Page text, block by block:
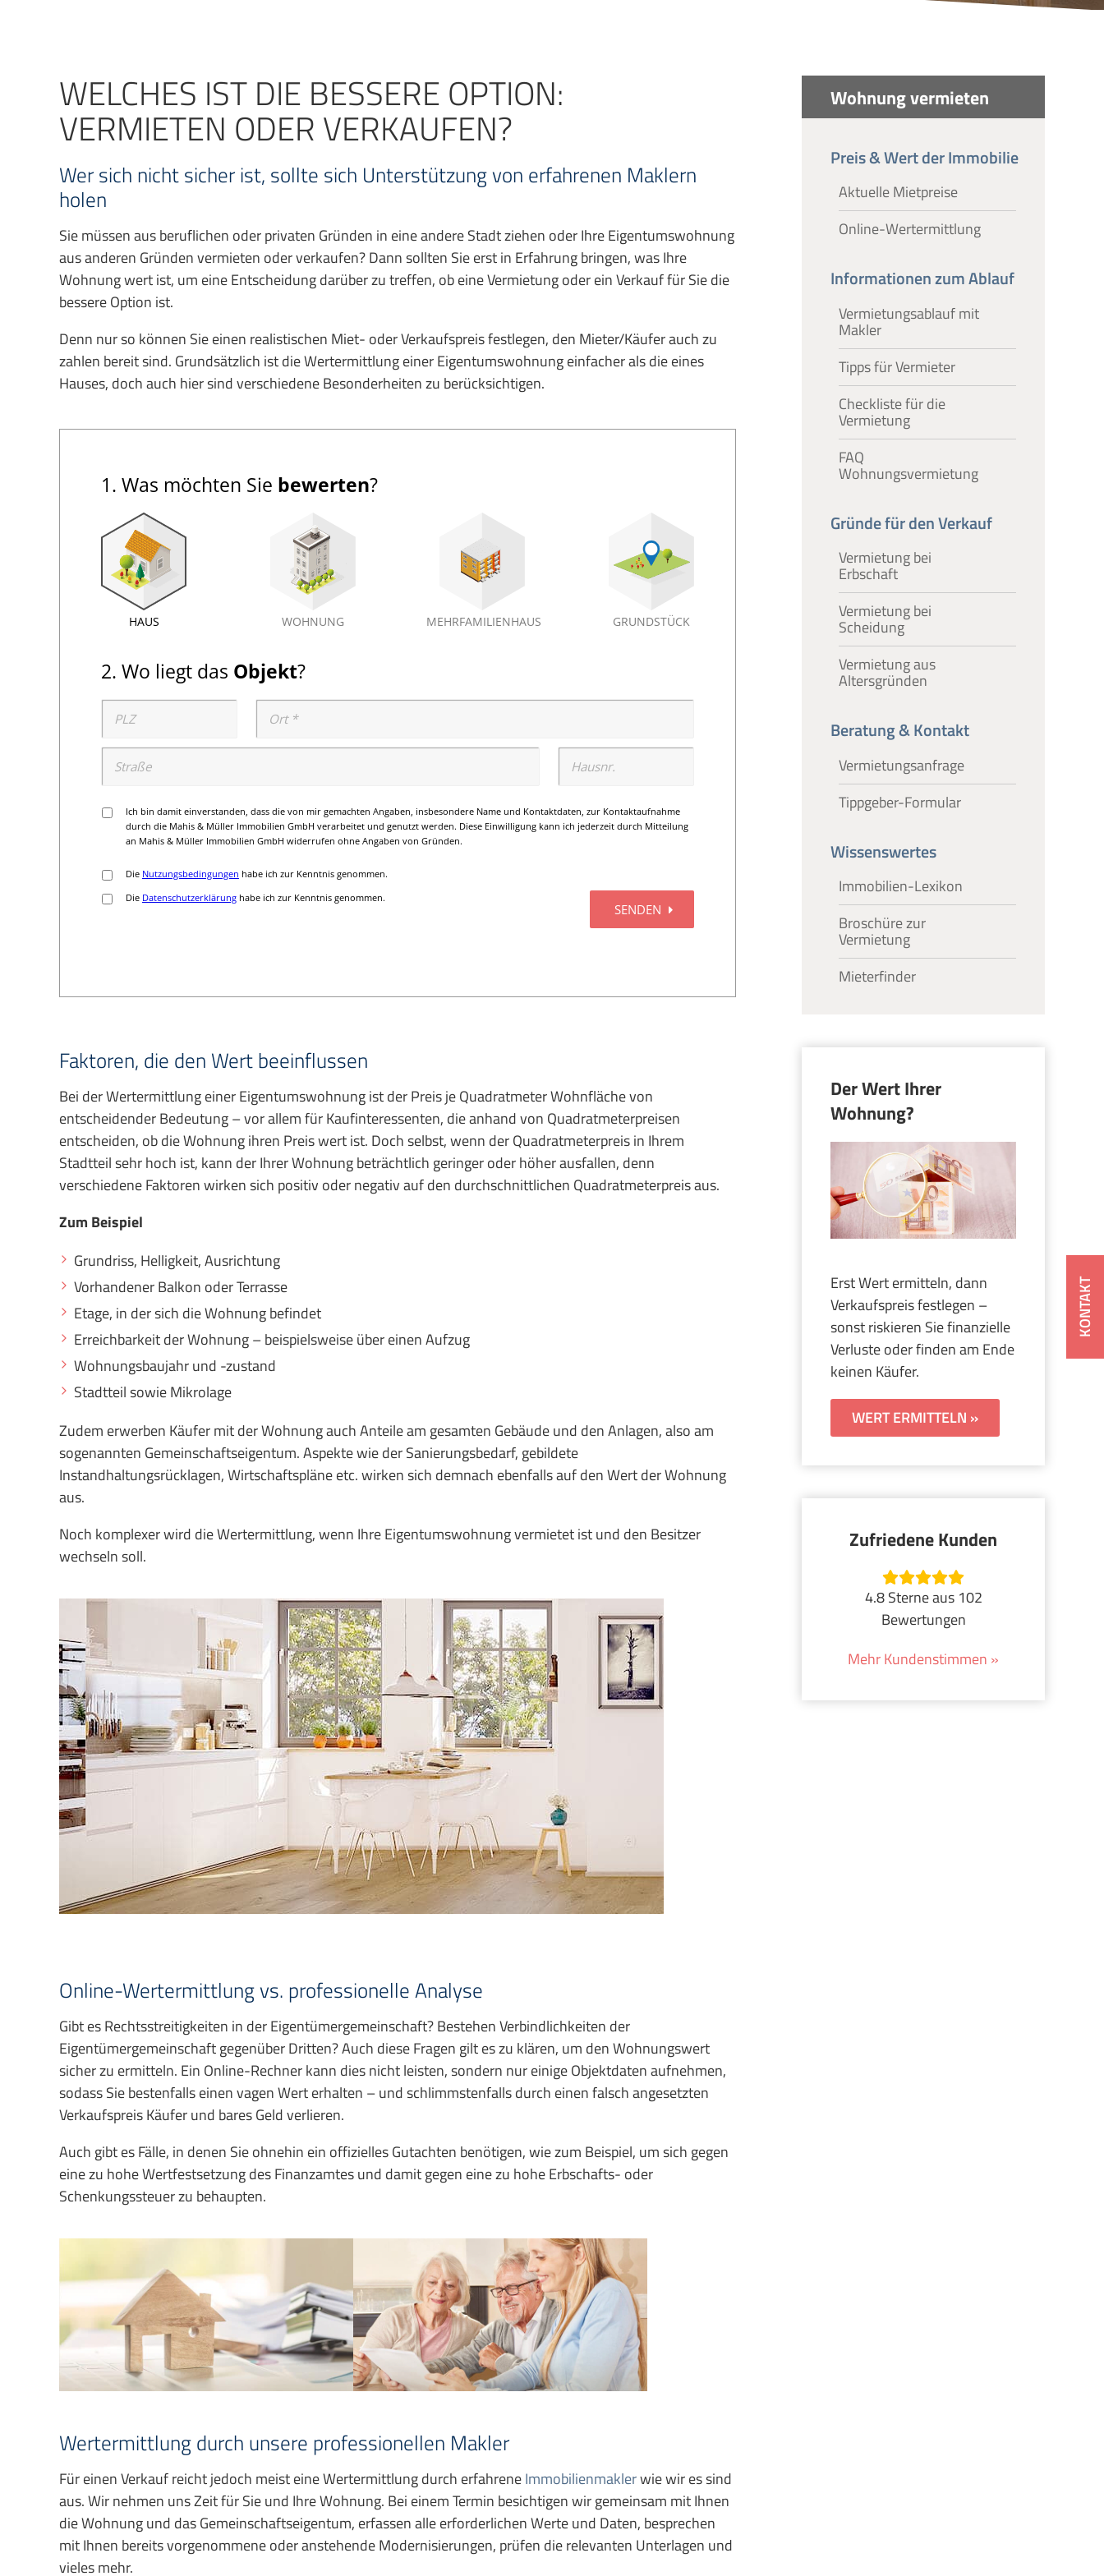
KONTAKT
WELCHES IST DIE BESSERE OPTION:
VERMIETEN ODER VERKAUFEN?
Wer sich nicht sicher ist, sollte sich Unterstützung von erfahrenen Maklern
holen
Sie müssen aus beruflichen oder privaten Gründen in eine andere Stadt ziehen oder Ihre Eigentumswohnung
aus anderen Gründen vermieten oder verkaufen? Dann sollten Sie erst in Erfahrung bringen, was Ihre
Wohnung wert ist, um eine Entscheidung darüber zu treffen, ob eine Vermietung oder ein Verkauf für Sie die
bessere Option ist.
Denn nur so können Sie einen realistischen Miet- oder Verkaufspreis festlegen, den Mieter/Käufer auch zu
zahlen bereit sind. Grundsätzlich ist die Wertermittlung einer Eigentumswohnung einfacher als die eines
Hauses, doch auch hier sind verschiedene Besonderheiten zu berücksichtigen.
Faktoren, die den Wert beeinflussen
Bei der Wertermittlung einer Eigentumswohnung ist der Preis je Quadratmeter Wohnfläche von
entscheidender Bedeutung – vor allem für Kaufinteressenten, die anhand von Quadratmeterpreisen
entscheiden, ob die Wohnung ihren Preis wert ist. Doch selbst, wenn der Quadratmeterpreis in Ihrem
Stadtteil sehr hoch ist, kann der Ihrer Wohnung beträchtlich geringer oder höher ausfallen, denn
verschiedene Faktoren wirken sich positiv oder negativ auf den durchschnittlichen Quadratmeterpreis aus.
Zum Beispiel
Grundriss, Helligkeit, Ausrichtung
Vorhandener Balkon oder Terrasse
Etage, in der sich die Wohnung befindet
Erreichbarkeit der Wohnung – beispielsweise über einen Aufzug
Wohnungsbaujahr und -zustand
Stadtteil sowie Mikrolage
Zudem erwerben Käufer mit der Wohnung auch Anteile am gesamten Gebäude und den Anlagen, also am
sogenannten Gemeinschaftseigentum. Aspekte wie der Sanierungsbedarf, gebildete
Instandhaltungsrücklagen, Wirtschaftspläne etc. wirken sich demnach ebenfalls auf den Wert der Wohnung
aus.
Noch komplexer wird die Wertermittlung, wenn Ihre Eigentumswohnung vermietet ist und den Besitzer
wechseln soll.
Online-Wertermittlung vs. professionelle Analyse
Gibt es Rechtsstreitigkeiten in der Eigentümergemeinschaft? Bestehen Verbindlichkeiten der
Eigentümergemeinschaft gegenüber Dritten? Auch diese Fragen gilt es zu klären, um den Wohnungswert
sicher zu ermitteln. Ein Online-Rechner kann dies nicht leisten, sondern nur einige Objektdaten aufnehmen,
sodass Sie bestenfalls einen vagen Wert erhalten – und schlimmstenfalls durch einen falsch angesetzten
Verkaufspreis Käufer und bares Geld verlieren.
Auch gibt es Fälle, in denen Sie ohnehin ein offizielles Gutachten benötigen, wie zum Beispiel, um sich gegen
eine zu hohe Wertfestsetzung des Finanzamtes und damit gegen eine zu hohe Erbschafts- oder
Schenkungssteuer zu behaupten.
Wertermittlung durch unsere professionellen Makler
Für einen Verkauf reicht jedoch meist eine Wertermittlung durch erfahreneImmobilienmaklerwie wir es sind
aus. Wir nehmen uns Zeit für Sie und Ihre Wohnung. Bei einem Termin besichtigen wir gemeinsam mit Ihnen
die Wohnung und das Gemeinschaftseigentum, erfassen alle erforderlichen Werte und Daten, besprechen
mit Ihnen bereits vorgenommene oder anstehende Modernisierungen, prüfen die relevanten Unterlagen und
vieles mehr.
Wohnung vermieten
Preis & Wert der Immobilie
Aktuelle Mietpreise
Online-Wertermittlung
Informationen zum Ablauf
Vermietungsablauf mit
Makler
Tipps für Vermieter
Checkliste für die
Vermietung
FAQ
Wohnungsvermietung
Gründe für den Verkauf
Vermietung bei
Erbschaft
Vermietung bei
Scheidung
Vermietung aus
Altersgründen
Beratung & Kontakt
Vermietungsanfrage
Tippgeber-Formular
Wissenswertes
Immobilien-Lexikon
Broschüre zur
Vermietung
Mieterfinder
Der Wert Ihrer
Wohnung?
Erst Wert ermitteln, dann
Verkaufspreis festlegen –
sonst riskieren Sie finanzielle
Verluste oder finden am Ende
keinen Käufer.
WERT ERMITTELN »
Zufriedene Kunden
4.8 Sterne aus 102
Bewertungen
Mehr Kundenstimmen »